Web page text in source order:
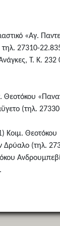
«Αγ.
τηλ. 27310-
Τ. Κ. 232
Θεοτόκου
(τηλ.
Κοιμ. Θεοτόκου
Δρύαλο (τηλ.